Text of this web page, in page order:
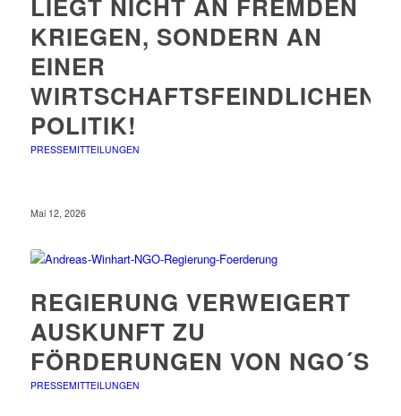
LIEGT NICHT AN FREMDEN
KRIEGEN, SONDERN AN
EINER
WIRTSCHAFTSFEINDLICHEN
POLITIK!
PRESSEMITTEILUNGEN
Mai 12, 2026
REGIERUNG VERWEIGERT
AUSKUNFT ZU
FÖRDERUNGEN VON NGO´S
PRESSEMITTEILUNGEN